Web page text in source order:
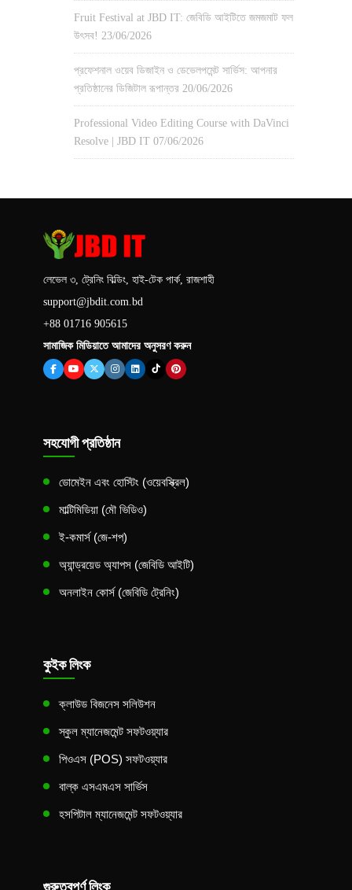
Fruit Festival at JBD IT: জেবিডি আইটিতে জমজমাট ফল
উৎসব! 23/06/2026
প্রফেশনাল ওয়েব ডিজাইন ও ডেভেলপমেন্ট সার্ভিস: আপনার
প্রতিষ্ঠানের ডিজিটাল রূপান্তর 20/06/2026
Professional Video Editing Course with DaVinci
Resolve | JBD IT 07/06/2026
লেভেল ৩, ট্রেনিং বিল্ডিং, হাই-টেক পার্ক, রাজশাহী
support@jbdit.com.bd
+88 01716 905615
সামাজিক মিডিয়াতে আমাদের অনুসরণ করুন
সহযোগী প্রতিষ্ঠান
ডোমেইন এবং হোস্টিং (ওয়েবস্ক্রিল)
মাল্টিমিডিয়া (মৌ ভিডিও)
ই-কমার্স (জে-শপ)
অ্যান্ড্রয়েড অ্যাপস (জেবিডি আইটি)
অনলাইন কোর্স (জেবিডি ট্রেনিং)
কুইক লিংক
ক্লাউড বিজনেস সলিউশন
স্কুল ম্যানেজমেন্ট সফটওয়্যার
পিওএস (POS) সফটওয়্যার
বাল্ক এসএমএস সার্ভিস
হসপিটাল ম্যানেজমেন্ট সফটওয়্যার
গুরুত্বপূর্ণ লিংক